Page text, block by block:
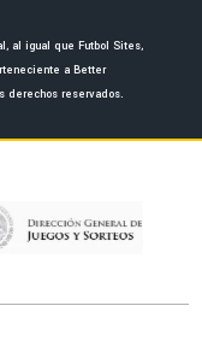
al igual que Futbol Sites,
a Better
derechos reservados.